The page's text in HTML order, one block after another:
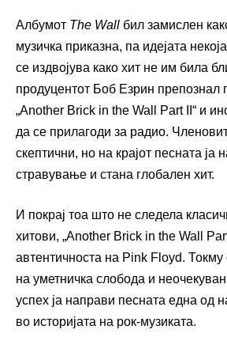
Албумот The Wall бил замислен
музичка приказна, па идејата
се издвојува како хит не им била
продуцентот Боб Езрин препознал
„Another Brick in the Wall Part II“ и
да се прилагоди за радио.
скептични, но на крајот песната ја
стравување и стана глобален хит.
И покрај тоа што не следела
хитови, „Another Brick in the Wall
автентичноста на Pink Floyd. Токму
на уметничка слобода и
успех ја направи песната една од
во историјата на рок-музиката.